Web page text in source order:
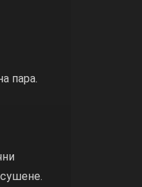
пара.